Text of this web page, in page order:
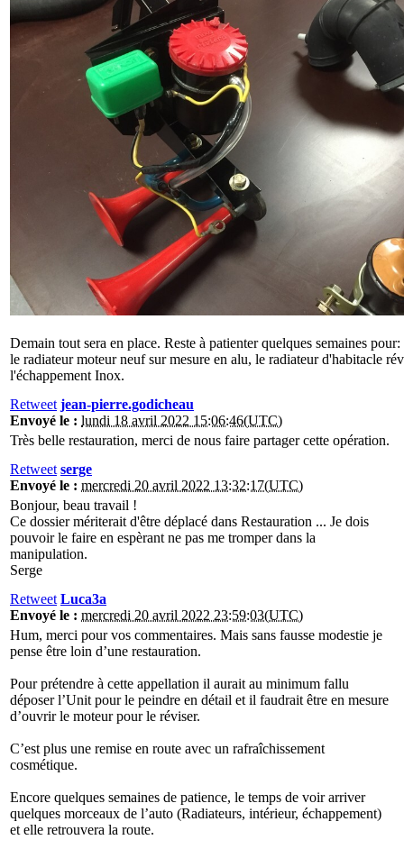
Demain tout sera en place. Reste à patienter quelques semaines
le radiateur moteur neuf sur mesure en alu, le radiateur d'habitacle
l'échappement Inox.
Retweet jean-pierre.godicheau
Envoyé le : lundi 18 avril 2022 15:06:46(UTC)
Très belle restauration, merci de nous faire partager cette opération.
Retweet serge
Envoyé le : mercredi 20 avril 2022 13:32:17(UTC)
Bonjour, beau travail !
Ce dossier mériterait d'être déplacé dans Restauration ... Je dois
pouvoir le faire en espèrant ne pas me tromper dans la
manipulation.
Serge
Retweet Luca3a
Envoyé le : mercredi 20 avril 2022 23:59:03(UTC)
Hum, merci pour vos commentaires. Mais sans fausse modestie je
pense être loin d’une restauration.
Pour prétendre à cette appellation il aurait au minimum fallu
déposer l’Unit pour le peindre en détail et il faudrait être en mesure
d’ouvrir le moteur pour le réviser.
C’est plus une remise en route avec un rafraîchissement
cosmétique.
Encore quelques semaines de patience, le temps de voir arriver
quelques morceaux de l’auto (Radiateurs, intérieur, échappement)
et elle retrouvera la route.